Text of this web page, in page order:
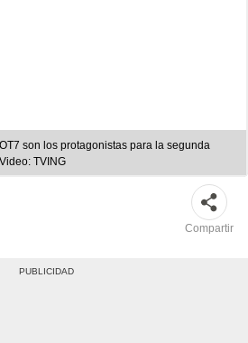
son los protagonistas para la segunda
TVING
Compartir